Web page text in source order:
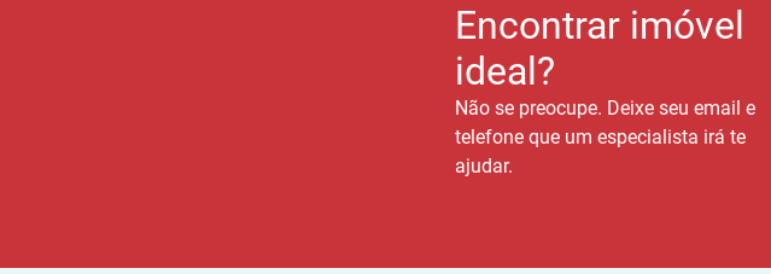
Encontrar imóvel
ideal?
Não se preocupe. Deixe seu email e
telefone que um especialista irá te
ajudar.